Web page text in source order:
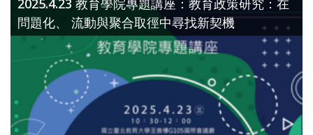
2025.4.23 教育學院專題講座：教育政策研究：在
問題化、 流動與聚合取徑中尋找新契機